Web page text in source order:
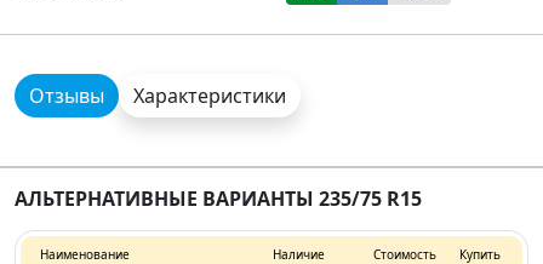
Отзывы Характеристики
АЛЬТЕРНАТИВНЫЕ ВАРИАНТЫ 235/75 R15
Наименование Наличие Стоимость Купить